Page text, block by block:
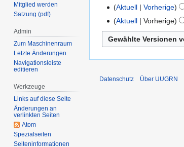
2007
9.
August
2007
Aktuell Vorherige
Aktuell
Vorherige
Mitglied werden
Satzung (pdf)
Admin
Zum Maschinenraum
Letzte Änderungen
Navigationsleiste
editieren
Werkzeuge
Links auf diese Seite
Änderungen an
verlinkten Seiten
Atom
Spezialseiten
Seiten­­informationen
Datenschutz Über UUGRN